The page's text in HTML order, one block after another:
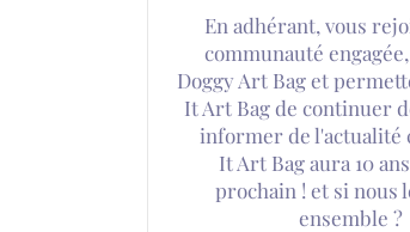
En adhérant, vous
communauté
Doggy Art Bag et
It Art Bag de continuer
informer de l'actualité
It Art Bag aura 10
prochain ! et si nous
ensemble ?